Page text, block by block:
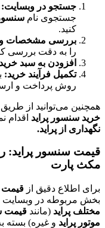
جستجو در وبسایت:
جستجوی نام
کنید.
بررسی مشخصات
را به دقت بررسی
افزودن به سبد
تکمیل فرآیند خرید:
روش پرداخت و
همچنین می‌توانید از
خرید سنسور پراید اقدام
نگهداری از پراید.
قیمت سنسور پراید:
مکث پارت
برای اطلاع دقیق از قیمت
بخش مربوطه در وبسایت
مختلف پراید (مانند قیمت
موتور پراید و غیره) بسته